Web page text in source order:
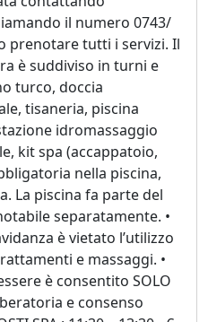
il numero 0743/
prenotare tutti i servizi. Il
è suddiviso in turni e
turco, doccia
tisaneria, piscina
idromassaggio
kit spa (accappatoio,
nella piscina,
La piscina fa parte del
separatamente. •
è vietato l’utilizzo
e massaggi. •
è consentito SOLO
e consenso